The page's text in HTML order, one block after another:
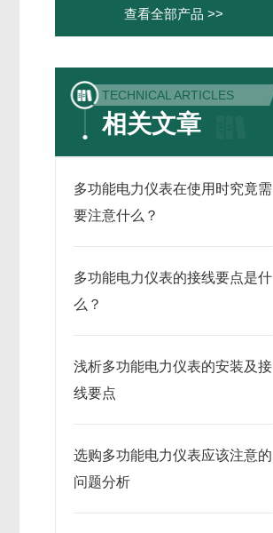
查看全部产品 >>
TECHNICAL ARTICLES
相关文章
多功能电力仪表在使用时究竟需
要注意什么？
多功能电力仪表的接线要点是什
么？
浅析多功能电力仪表的安装及接
线要点
选购多功能电力仪表应该注意的
问题分析